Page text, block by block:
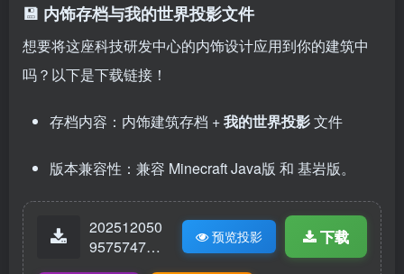
💾 内饰存档与我的世界投影文件
想要将这座科技研发中心的内饰设计应用到你的建筑中
吗？以下是下载链接！
存档内容：内饰建筑存档 +我的世界投影文件
版本兼容性：兼容 Minecraft Java版 和 基岩版。
202512050
95757474-
预览投影 下载